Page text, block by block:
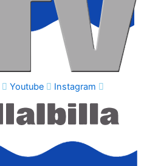
Youtube Instagram